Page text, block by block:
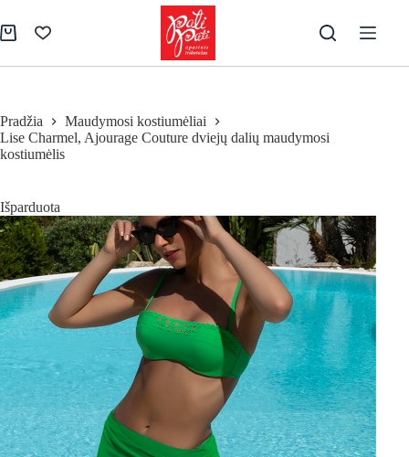
to
content
Pirkinių
Pradžia
Maudymosi kostiumėliai
Lise Charmel, Ajourage Couture dviejų dalių maudymosi
kostiumėlis
Išparduota